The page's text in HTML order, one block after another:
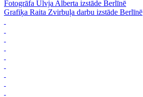
Fotogrāfa Ulvja Alberta izstāde Berlīnē
Grafiķa Raita Zvirbuļa darbu izstāde Berlīnē